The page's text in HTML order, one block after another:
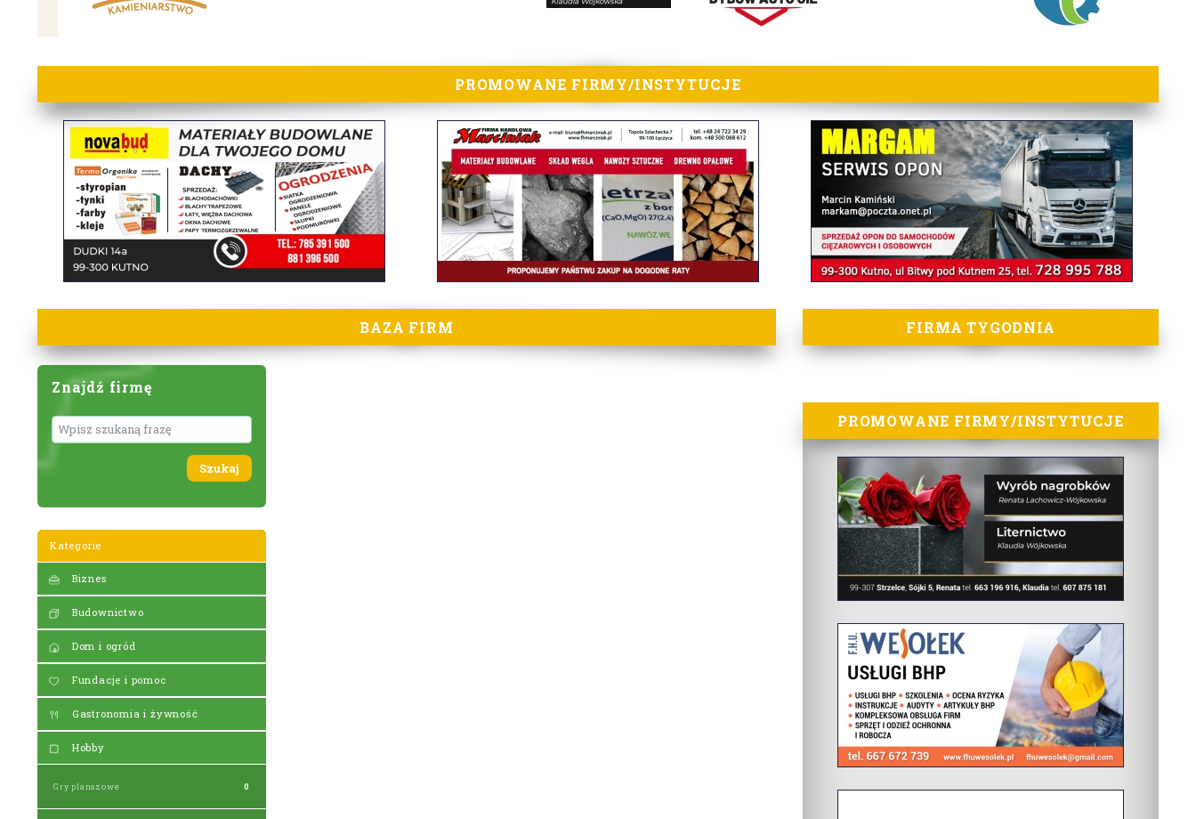
PROMOWANE FIRMY/INSTYTUCJE
BAZA FIRM
Znajdź firmę
Wyszukaj
Kategorie
Biznes
Budownictwo
Dom i ogród
Fundacje i pomoc
Gastronomia i żywność
Hobby
Gry planszowe 0
FIRMA TYGODNIA
PROMOWANE FIRMY/INSTYTUCJE